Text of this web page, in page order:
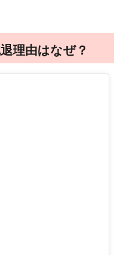
理由はなぜ？